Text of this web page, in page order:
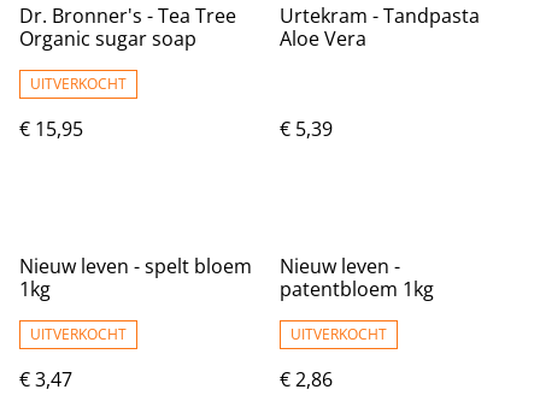
Dr. Bronner's - Tea Tree
Organic sugar soap
UITVERKOCHT
€ 15,95
Urtekram - Tandpasta
Aloe Vera
€ 5,39
Nieuw leven - spelt bloem
1kg
UITVERKOCHT
€ 3,47
Nieuw leven -
patentbloem 1kg
UITVERKOCHT
€ 2,86